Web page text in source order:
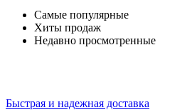
Самые популярные
Хиты продаж
Недавно просмотренные
Быстрая и надежная доставка